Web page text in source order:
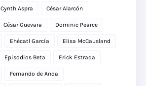
Cynth Aspra César Alarcón
César Guevara Dominic Pearce
Ehécatl García Elisa McCausland
Episodios Beta Erick Estrada
Fernando de Anda